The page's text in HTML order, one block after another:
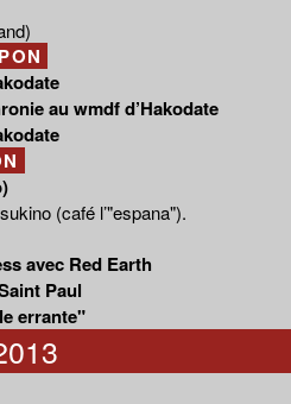
au wmdf d’Hakodate
(café l’"espana").
avec Red Earth
Paul
errante"